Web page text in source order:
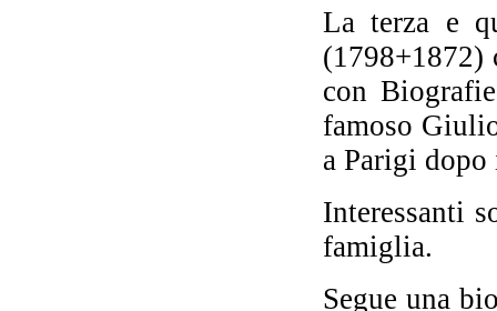
La terza e
(1798+1872)
con
famoso
a Parigi
Interessanti
famiglia.
Segue una